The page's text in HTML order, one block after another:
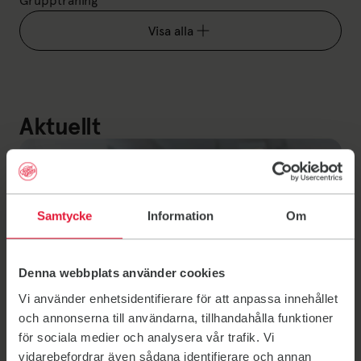
Samtycke Information Om
Denna webbplats använder cookies
Vi använder enhetsidentifierare för att anpassa innehållet
och annonserna till användarna, tillhandahålla funktioner
för sociala medier och analysera vår trafik. Vi
vidarebefordrar även sådana identifierare och annan
Visa alla
Aktuellt